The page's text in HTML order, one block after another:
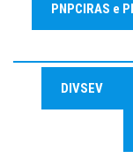
PNPCIRAS e
DIVSEV